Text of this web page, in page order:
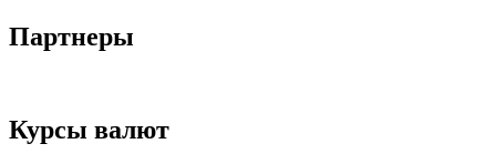
Партнеры
Курсы валют